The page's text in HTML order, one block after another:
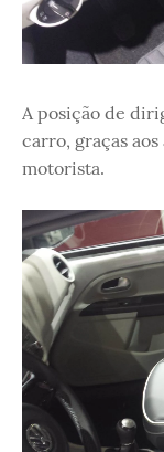
A posição de
carro, graças
motorista.